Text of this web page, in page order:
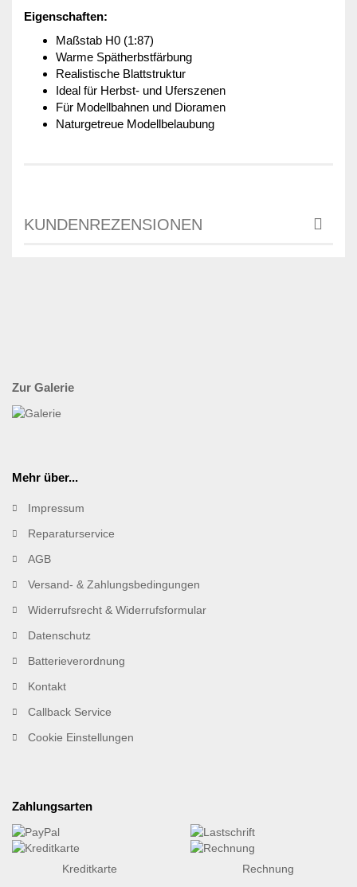
Eigenschaften:
Maßstab H0 (1:87)
Warme Spätherbstfärbung
Realistische Blattstruktur
Ideal für Herbst- und Uferszenen
Für Modellbahnen und Dioramen
Naturgetreue Modellbelaubung
KUNDENREZENSIONEN
Zur Galerie
Mehr über...
Impressum
Reparaturservice
AGB
Versand- & Zahlungsbedingungen
Widerrufsrecht & Widerrufsformular
Datenschutz
Batterieverordnung
Kontakt
Callback Service
Cookie Einstellungen
Zahlungsarten
Kreditkarte Rechnung